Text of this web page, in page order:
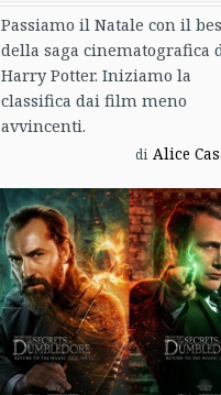
Passiamo il Natale con il
della saga cinematografica
Harry Potter. Iniziamo la
classifica dai film meno
avvincenti.
di Alice